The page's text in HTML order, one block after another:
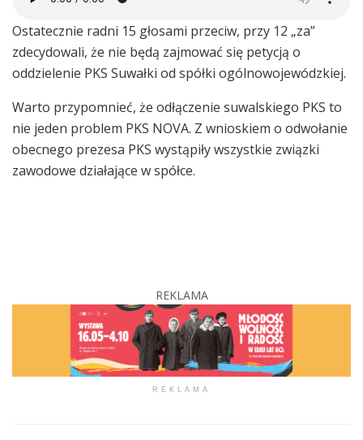
Ostatecznie radni 15 głosami przeciw, przy 12 „za”
zdecydowali, że nie będą zajmować się petycją o
oddzielenie PKS Suwałki od spółki ogólnowojewódzkiej.
Warto przypomnieć, że odłączenie suwalskiego PKS to
nie jeden problem PKS NOVA. Z wnioskiem o odwołanie
obecnego prezesa PKS wystąpiły wszystkie związki
zawodowe działające w spółce.
REKLAMA
REKLAMA